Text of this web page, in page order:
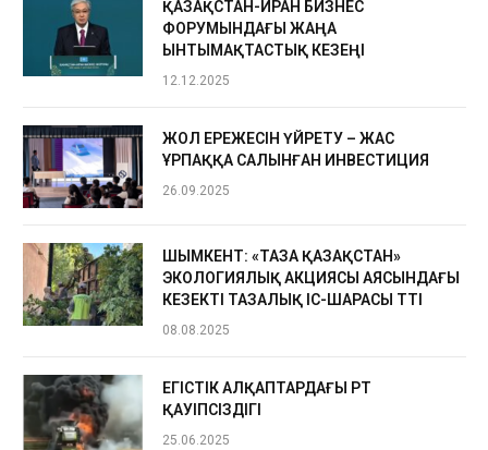
ҚАЗАҚСТАН-ИРАН БИЗНЕС
ФОРУМЫНДАҒЫ ЖАҢА
ЫНТЫМАҚТАСТЫҚ КЕЗЕҢІ
12.12.2025
ЖОЛ ЕРЕЖЕСІН ҮЙРЕТУ – ЖАС
ҰРПАҚҚА САЛЫНҒАН ИНВЕСТИЦИЯ
26.09.2025
ШЫМКЕНТ: «ТАЗА ҚАЗАҚСТАН»
ЭКОЛОГИЯЛЫҚ АКЦИЯСЫ АЯСЫНДАҒЫ
КЕЗЕКТІ ТАЗАЛЫҚ ІС-ШАРАСЫ ӨТТІ
08.08.2025
ЕГІСТІК АЛҚАПТАРДАҒЫ ӨРТ
ҚАУІПСІЗДІГІ
25.06.2025